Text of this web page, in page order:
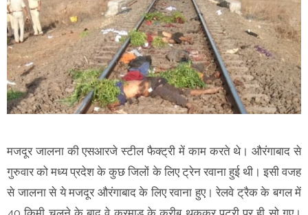
मजदूर जालना की एसआरजे स्टील फैक्ट्री में काम करते थे। औरंगाबाद से
गुरुवार को मध्य प्रदेश के कुछ जिलों के लिए ट्रेन रवाना हुई थी। इसी वजह
से जालना से ये मजदूर औरंगाबाद के लिए रवाना हुए। रेलवे ट्रैक के बगल में